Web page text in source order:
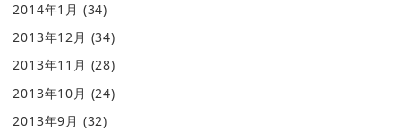
2014年1月 (34)
2013年12月 (34)
2013年11月 (28)
2013年10月 (24)
2013年9月 (32)